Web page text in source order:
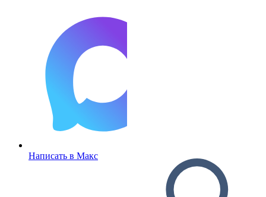
Написать в Макс